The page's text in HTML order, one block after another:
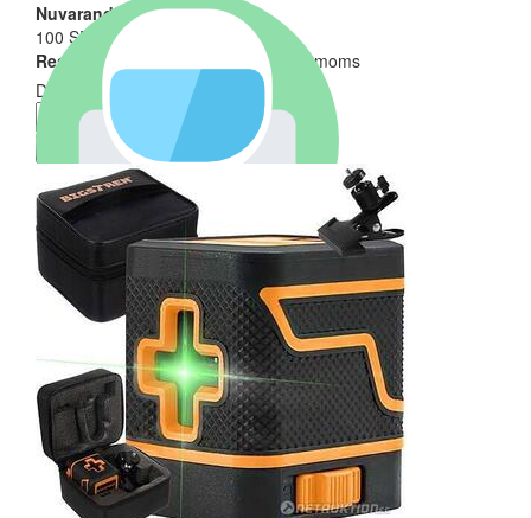
Nuvarande bud
100 SEK
Reservarionspris ej uppnått
| exkl moms
Ditt bud måste minst vara
Lägg bud